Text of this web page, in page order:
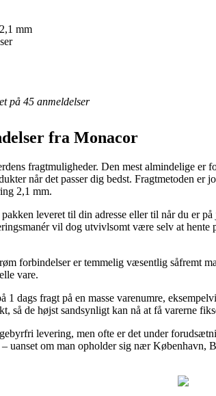
mm
på 45 anmeldelser
fra Monacor
fragtmuligheder. Den mest almindelige
når det passer dig bedst. Fragtmetoden er
2,1 mm.
leveret til din adresse eller til når du er
vil dog utvivlsomt være selv at
forbindelser er temmelig væsentlig såfremt
vare.
1 dags fragt på en masse varenumre,
så de højst sandsynligt kan nå at få varerne
levering, men ofte er det under
uanset om man opholder sig nær København,